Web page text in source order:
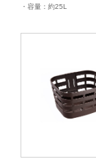
・容量：約25L